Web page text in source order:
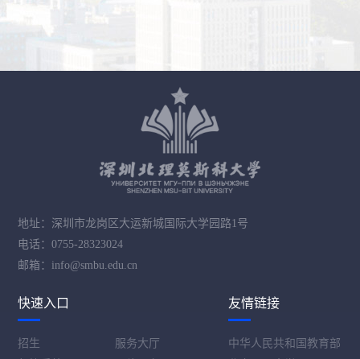
地址：深圳市龙岗区大运新城国际大学园路1号
电话：0755-28323024
邮箱：info@smbu.edu.cn
快速入口
招生
服务大厅
友情链接
中华人民共和国教育部